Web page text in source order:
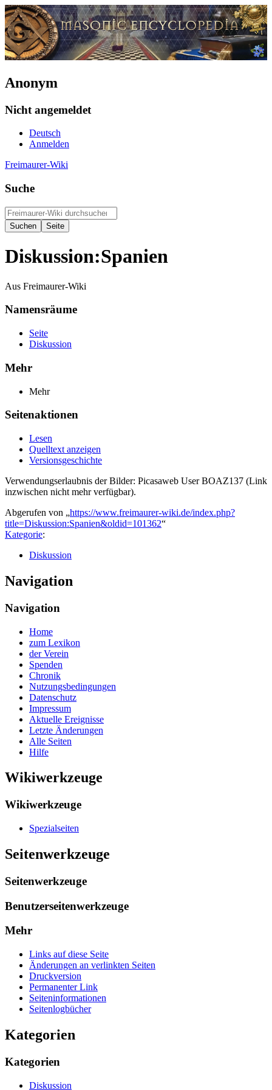
Anonym
Nicht angemeldet
Deutsch
Anmelden
Freimaurer-Wiki
Suche
Diskussion:Spanien
Aus Freimaurer-Wiki
Namensräume
Seite
Diskussion
Mehr
Mehr
Seitenaktionen
Lesen
Quelltext anzeigen
Versionsgeschichte
Verwendungserlaubnis der Bilder: Picasaweb User BOAZ137 (Link
inzwischen nicht mehr verfügbar).
Abgerufen von „https://www.freimaurer-wiki.de/index.php?
title=Diskussion:Spanien&oldid=101362“
Kategorie:
Diskussion
Navigation
Navigation
Home
zum Lexikon
der Verein
Spenden
Chronik
Nutzungsbedingungen
Datenschutz
Impressum
Aktuelle Ereignisse
Letzte Änderungen
Alle Seiten
Hilfe
Wikiwerkzeuge
Wikiwerkzeuge
Spezialseiten
Seitenwerkzeuge
Seitenwerkzeuge
Benutzerseitenwerkzeuge
Mehr
Links auf diese Seite
Änderungen an verlinkten Seiten
Druckversion
Permanenter Link
Seiten­­informationen
Seitenlogbücher
Kategorien
Kategorien
Diskussion